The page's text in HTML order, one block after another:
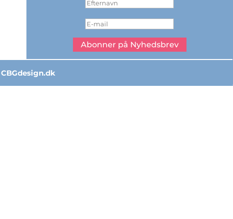
Abonner på Nyhedsbrev
CBGdesign.dk